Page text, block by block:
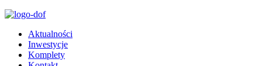
Aktualności
Inwestycje
Komplety